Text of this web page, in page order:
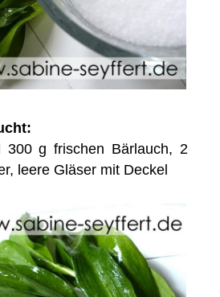
g frischen Bärlauch, 2
leere Gläser mit Deckel